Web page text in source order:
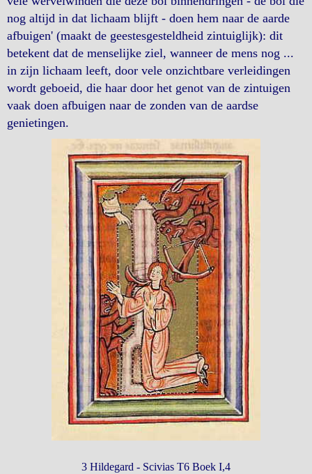
nog altijd in dat lichaam blijft - doen hem naar de aarde
afbuigen' (maakt de geestesgesteldheid zintuiglijk): dit
betekent dat de menselijke ziel, wanneer de mens nog ...
in zijn lichaam leeft, door vele onzichtbare verleidingen
wordt geboeid, die haar door het genot van de zintuigen
vaak doen afbuigen naar de zonden van de aardse
genietingen.
3 Hildegard - Scivias T6 Boek I,4